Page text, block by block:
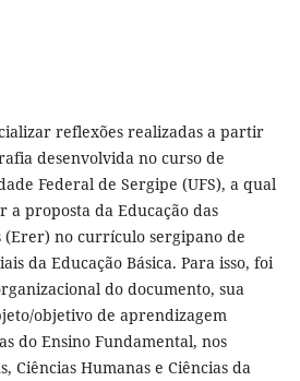
reflexões realizadas a partir
desenvolvida no curso de
Federal de Sergipe (UFS), a qual
proposta da Educação das
(Erer) no currículo sergipano de
da Educação Básica. Para isso, foi
do documento, sua
objetivo de aprendizagem
do Ensino Fundamental, nos
Ciências Humanas e Ciências da